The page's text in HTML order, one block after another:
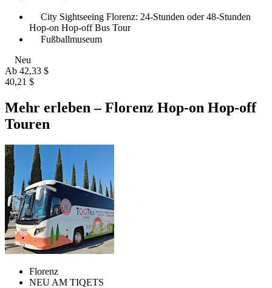
City Sightseeing Florenz: 24-Stunden oder 48-Stunden
Hop-on Hop-off Bus Tour
Fußballmuseum
Neu
Ab 42,33 $
40,21 $
Mehr erleben – Florenz Hop-on Hop-off
Touren
Florenz
NEU AM TIQETS